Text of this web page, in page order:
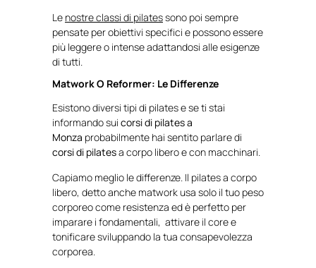
Le nostre classi di pilatessono poi sempre
pensate per obiettivi specifici e possono essere
più leggere o intense adattandosi alle esigenze
di tutti.
Matwork O Reformer: Le Differenze
Esistono diversi tipi di pilates e se ti stai
informando sui corsi di pilates a
Monza probabilmente hai sentito parlare di
corsi di pilatesa corpo libero e con macchinari.
Capiamo meglio le differenze. Il pilates a corpo
libero, detto anche matwork usa solo il tuo peso
corporeo come resistenza ed è perfetto per
imparare i fondamentali, attivare il core e
tonificare sviluppando la tua consapevolezza
corporea.